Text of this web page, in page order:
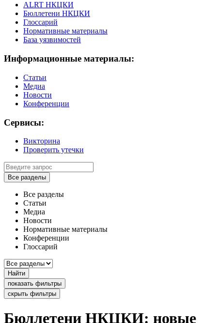
ALRT НКЦКИ
Бюллетени НКЦКИ
Глоссарий
Нормативные материалы
База уязвимостей
Информационные материалы:
Статьи
Медиа
Новости
Конференции
Сервисы:
Викторина
Проверить утечки
Все разделы
Все разделы
Статьи
Медиа
Новости
Нормативные материалы
Конференции
Глоссарий
Найти
показать фильтры
скрыть фильтры
Бюллетени НКЦКИ: новые